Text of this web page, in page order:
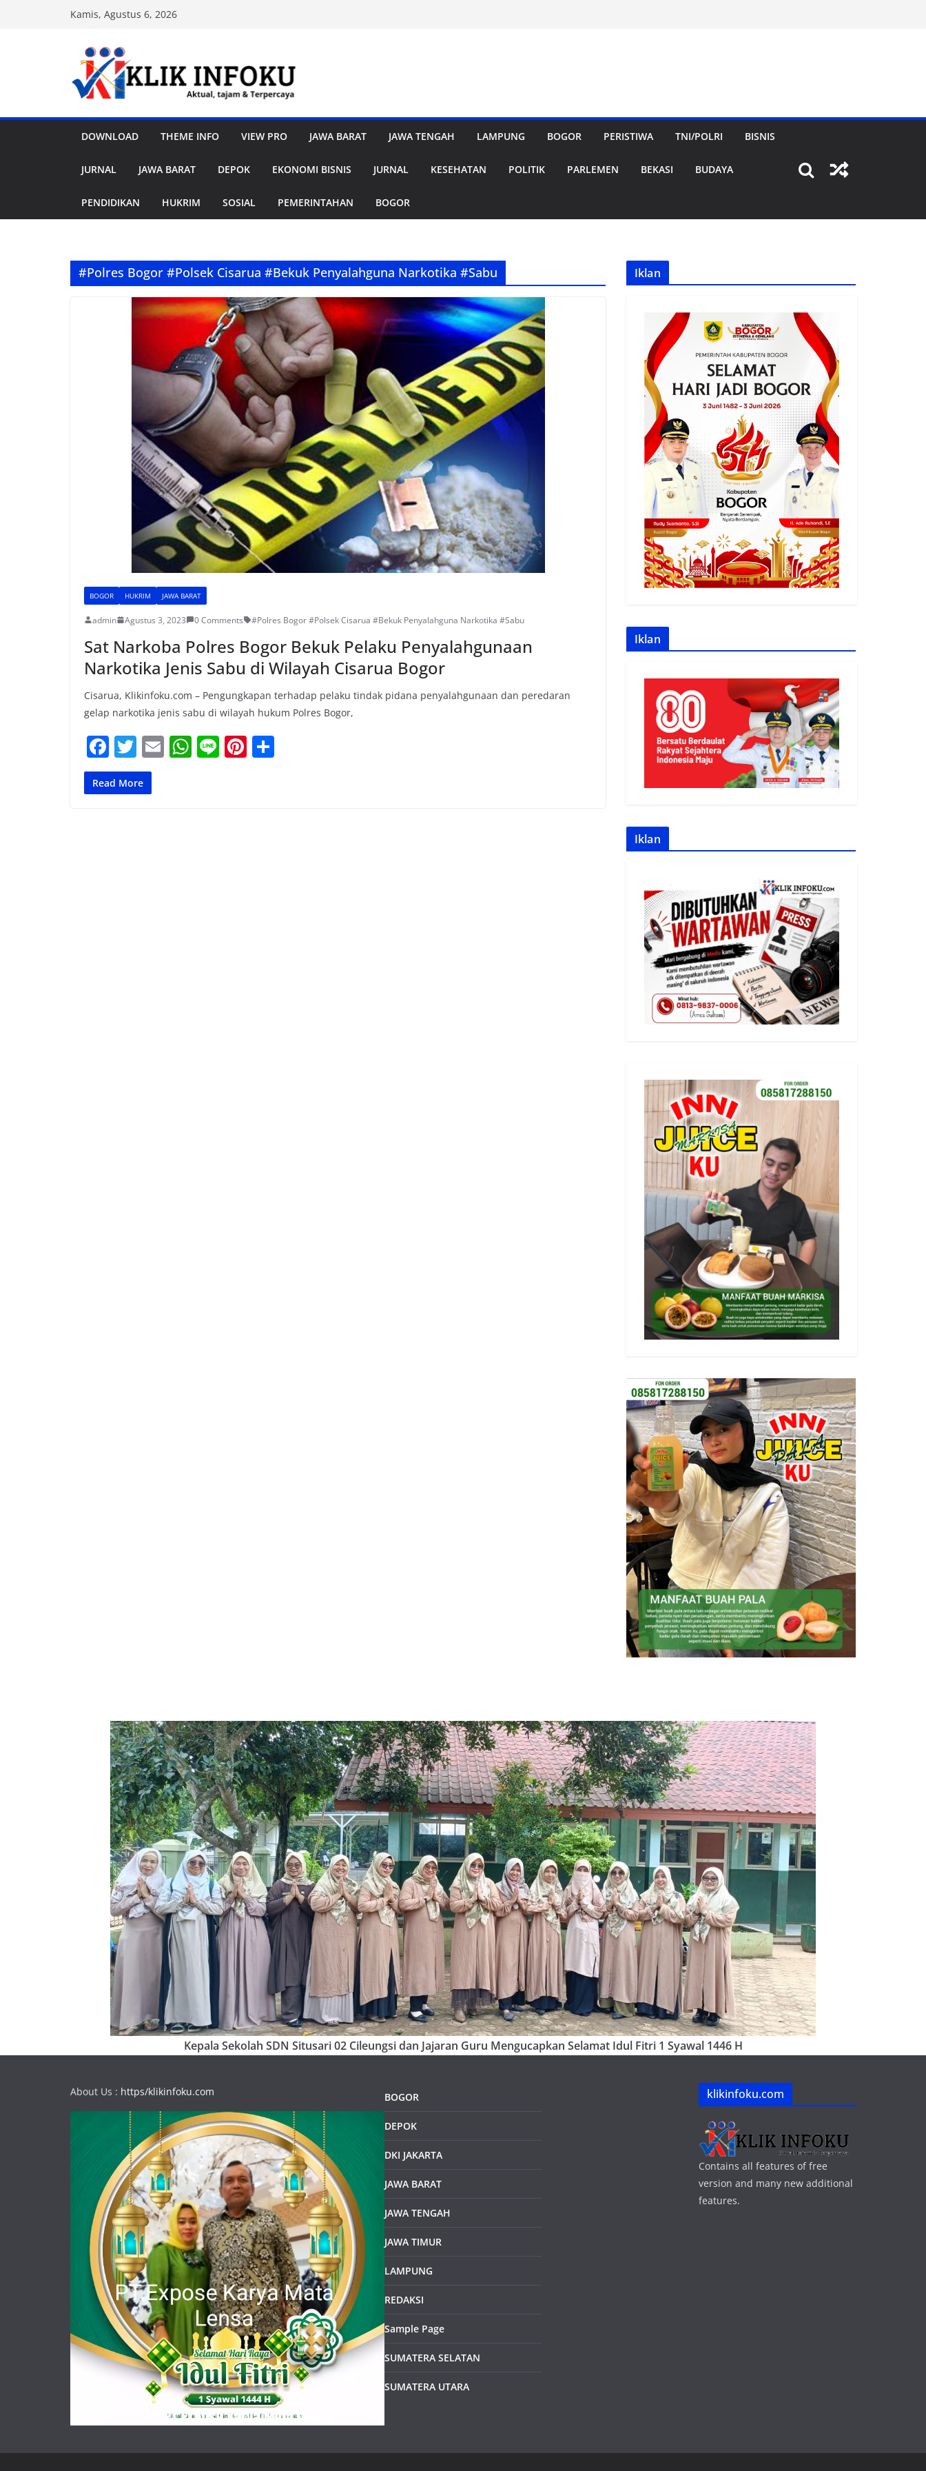
Kamis, Agustus 6, 2026
DOWNLOAD THEME INFO VIEW PRO JAWA BARAT JAWA TENGAH LAMPUNG BOGOR PERISTIWA TNI/POLRI BISNIS
JURNAL JAWA BARAT DEPOK EKONOMI BISNIS JURNAL KESEHATAN POLITIK PARLEMEN BEKASI BUDAYA
PENDIDIKAN HUKRIM SOSIAL PEMERINTAHAN BOGOR
#Polres Bogor #Polsek Cisarua #Bekuk Penyalahguna Narkotika #Sabu
BOGOR HUKRIM JAWA BARAT
admin Agustus 3, 2023 0 Comments #Polres Bogor #Polsek Cisarua #Bekuk Penyalahguna Narkotika #Sabu
Sat Narkoba Polres Bogor Bekuk Pelaku Penyalahgunaan
Narkotika Jenis Sabu di Wilayah Cisarua Bogor
Cisarua, Klikinfoku.com – Pengungkapan terhadap pelaku tindak pidana penyalahgunaan dan peredaran
gelap narkotika jenis sabu di wilayah hukum Polres Bogor,
F
a
c
T
w
itt
E
m
W
h
Li
n
Pi
nt
Read More
Iklan
Iklan
Iklan
Kepala Sekolah SDN Situsari 02 Cileungsi dan Jajaran Guru Mengucapkan Selamat Idul Fitri 1 Syawal 1446 H
About Us : https/klikinfoku.com BOGOR
DEPOK
DKI JAKARTA
JAWA BARAT
JAWA TENGAH
JAWA TIMUR
LAMPUNG
REDAKSI
Sample Page
SUMATERA SELATAN
SUMATERA UTARA
klikinfoku.com
Contains all features of free
version and many new additional
features.